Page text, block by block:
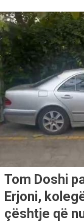
Tom Doshi
Erjoni,
çështje që